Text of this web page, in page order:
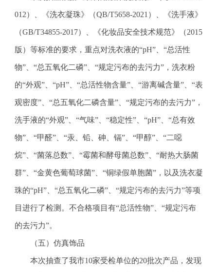
012）、《洗衣凝珠》（QB/T5658-2021）、《洗手液》
（GB/T34855-2017）、《化妆品安全技术规范》（2015
版）等标准的要求，重点对洗衣液的“pH”、“总活性
物”、“总五氧化二磷”、“规定污布的去污力”，洗衣粉
的“外观”、“pH”、“总活性物含量”、“游离碱含量”、“表
观密度”、“总五氧化二磷含量”、“规定污布的去污力”，
洗手液的“外观”、“气味”、“稳定性”、“pH”、“总有效
物”、“甲醛”、“汞、铅、砷、镉”、“甲醇”、“二噁
烷”、“菌落总数”、“霉菌和酵母菌总数”、“耐热大肠菌
群”、“金黄色葡萄球菌”、“铜绿假单胞菌”，以及洗衣凝
珠的“pH”、“总五氧化二磷”、“规定污布的去污力”等项
目进行了检测。不合格项目有“总活性物”、“规定污布
的去污力”。
（五）仿真饰品
本次抽查了我市10家受检单位的20批次产品，发现